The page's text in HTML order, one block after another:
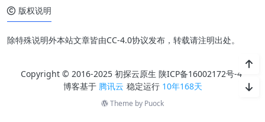
版权说明
除特殊说明外本站文章皆由CC-4.0协议发布，转载请注明出处。
Copyright © 2016-2025 初探云原生 陕ICP备16002172号-4
博客基于 腾讯云 稳定运行10年168天
Theme by Puock